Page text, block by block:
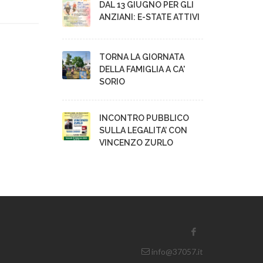
DAL 13 GIUGNO PER GLI
ANZIANI: E-STATE ATTIVI
TORNA LA GIORNATA
DELLA FAMIGLIA A CA'
SORIO
INCONTRO PUBBLICO
SULLA LEGALITA’ CON
VINCENZO ZURLO
info@37057.it